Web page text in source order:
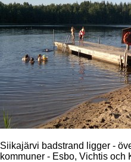
Siikajärvi badstrand ligger -
kommuner - Esbo, Vichtis och